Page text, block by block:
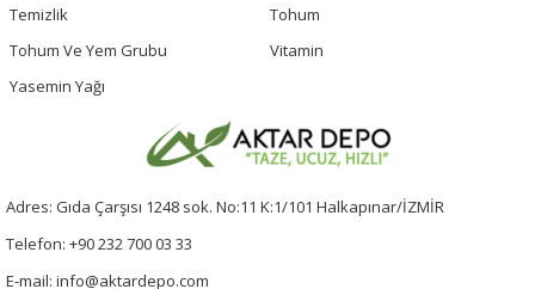
Temizlik
Tohum
Tohum Ve Yem Grubu
Vitamin
Yasemin Yağı
Adres: Gıda Çarşısı 1248 sok. No:11 K:1/101 Halkapınar/İZMİR
Telefon: +90 232 700 03 33
E-mail: info@aktardepo.com